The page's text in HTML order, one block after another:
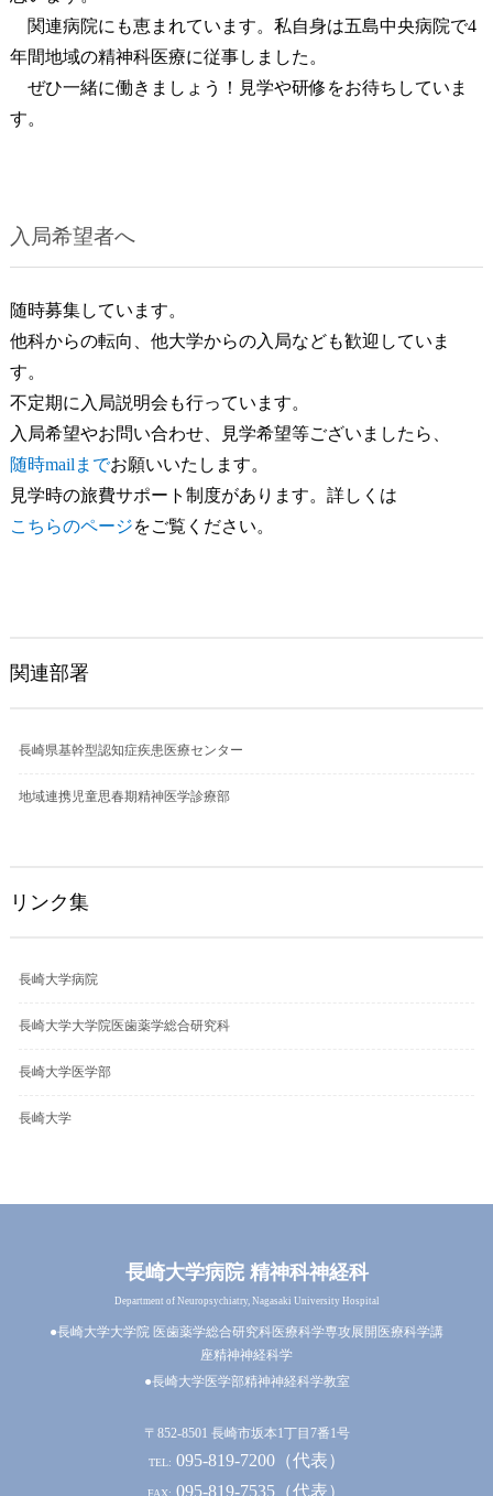
関連病院にも恵まれています。私自身は五島中央病院で4
年間地域の精神科医療に従事しました。
ぜひ一緒に働きましょう！見学や研修をお待ちしていま
す。
入局希望者へ
随時募集しています。
他科からの転向、他大学からの入局なども歓迎していま
す。
不定期に入局説明会も行っています。
入局希望やお問い合わせ、見学希望等ございましたら、
随時mailまでお願いいたします。
見学時の旅費サポート制度があります。詳しくは
こちらのページをご覧ください。
関連部署
長崎県基幹型認知症疾患医療センター
地域連携児童思春期精神医学診療部
リンク集
長崎大学病院
長崎大学大学院医歯薬学総合研究科
長崎大学医学部
長崎大学
長崎大学病院 精神科神経科
Department of Neuropsychiatry, Nagasaki University Hospital
●長崎大学大学院 医歯薬学総合研究科医療科学専攻展開医療科学講
座精神神経科学
●長崎大学医学部精神神経科学教室
〒852-8501 長崎市坂本1丁目7番1号
TEL: 095-819-7200（代表）
FAX: 095-819-7535（代表）